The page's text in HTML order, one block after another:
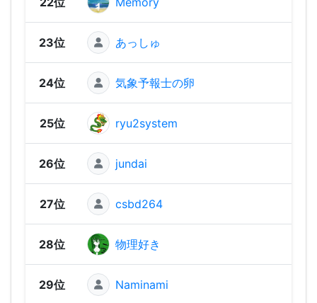
23位 あっしゅ
24位 気象予報士の卵
25位 ryu2system
26位 jundai
27位 csbd264
28位 物理好き
29位 Naminami